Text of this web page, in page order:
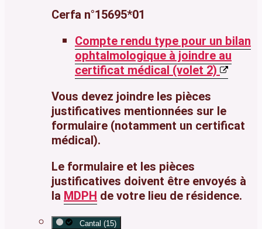
Cerfa n°15695*01
Compte rendu type pour un bilan
ophtalmologique à joindre au
certificat médical (volet 2)
Vous devez joindre les pièces
justificatives mentionnées sur le
formulaire (notamment un certificat
médical).
Le formulaire et les pièces
justificatives doivent être envoyés à
la MDPH de votre lieu de résidence.
Cantal (15)